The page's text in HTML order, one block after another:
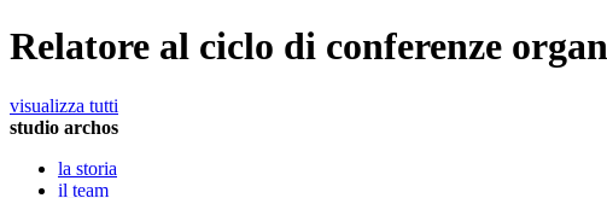
Relatore al ciclo di conferenze
visualizza tutti
studio archos
la storia
il team